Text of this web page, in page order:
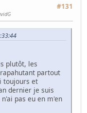
#131
plutôt, les
partout
toujours et
dernier je suis
pas eu en m'en